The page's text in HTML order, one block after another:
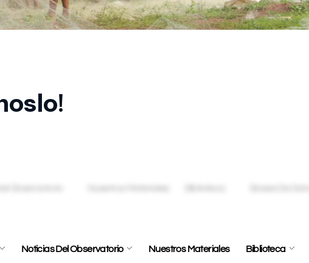
conflicto socioambiental en Costa Rica dèjanos saber,
nosotros lo analizaremos y nos pondremos en contacto
Noticias Del Observatorio Nuestros Materiales Biblioteca